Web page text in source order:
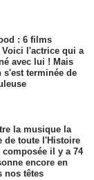
: 6 films
Voici l'actrice qui a
avec lui ! Mais
s'est terminée de
la musique la
de toute l'Histoire
il y a 74
encore en
nos têtes